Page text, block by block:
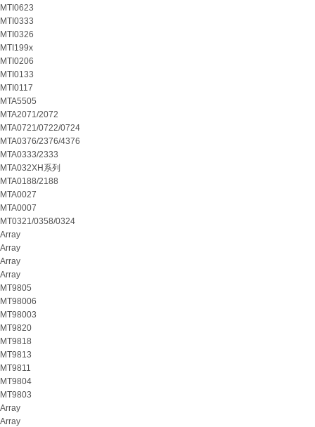
MTI0623
MTI0333
MTI0326
MTI199x
MTI0206
MTI0133
MTI0117
MTA5505
MTA2071/2072
MTA0721/0722/0724
MTA0376/2376/4376
MTA0333/2333
MTA032XH系列
MTA0188/2188
MTA0027
MTA0007
MT0321/0358/0324
Array
Array
Array
Array
MT9805
MT98006
MT98003
MT9820
MT9818
MT9813
MT9811
MT9804
MT9803
Array
Array